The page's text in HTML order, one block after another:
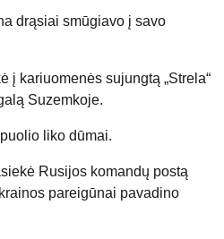
drąsiai smūgiavo į savo
į kariuomenės sujungtą „Strela“
Suzemkoje.
liko dūmai.
Rusijos komandų postą
pareigūnai pavadino